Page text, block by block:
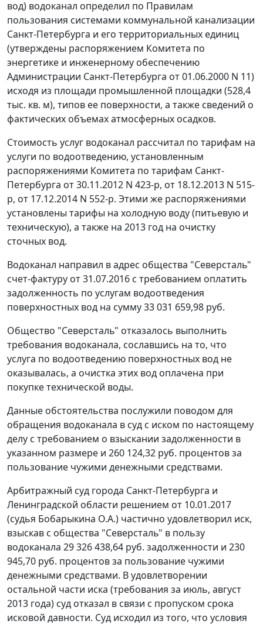
вод) водоканал определил по Правилам
пользования системами коммунальной канализации
Санкт-Петербурга и его территориальных единиц
(утверждены распоряжением Комитета по
энергетике и инженерному обеспечению
Администрации Санкт-Петербурга от 01.06.2000 N 11)
исходя из площади промышленной площадки (528,4
тыс. кв. м), типов ее поверхности, а также сведений о
фактических объемах атмосферных осадков.
Стоимость услуг водоканал рассчитал по тарифам на
услуги по водоотведению, установленным
распоряжениями Комитета по тарифам Санкт-
Петербурга от 30.11.2012 N 423-р, от 18.12.2013 N 515-
р, от 17.12.2014 N 552-р. Этими же распоряжениями
установлены тарифы на холодную воду (питьевую и
техническую), а также на 2013 год на очистку
сточных вод.
Водоканал направил в адрес общества "Северсталь"
счет-фактуру от 31.07.2016 с требованием оплатить
задолженность по услугам водоотведения
поверхностных вод на сумму 33 031 659,98 руб.
Общество "Северсталь" отказалось выполнить
требования водоканала, сославшись на то, что
услуга по водоотведению поверхностных вод не
оказывалась, а очистка этих вод оплачена при
покупке технической воды.
Данные обстоятельства послужили поводом для
обращения водоканала в суд с иском по настоящему
делу с требованием о взыскании задолженности в
указанном размере и 260 124,32 руб. процентов за
пользование чужими денежными средствами.
Арбитражный суд города Санкт-Петербурга и
Ленинградской области решением от 10.01.2017
(судья Бобарыкина О.А.) частично удовлетворил иск,
взыскав с общества "Северсталь" в пользу
водоканала 29 326 438,64 руб. задолженности и 230
945,70 руб. процентов за пользование чужими
денежными средствами. В удовлетворении
остальной части иска (требования за июль, август
2013 года) суд отказал в связи с пропуском срока
исковой давности. Суд исходил из того, что условия